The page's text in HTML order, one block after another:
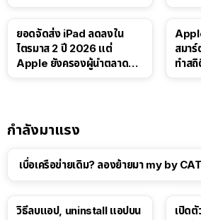
ยอดจัดส่ง iPad ลดลงใน
ไตรมาส 2 ปี 2026 แต่
Apple ยังครองผู้นำตลาด
สมา
ทำส
กำลังมาแรง
เบื่อเครือข่ายเดิม? ลองย้ายมา my by
วิธีลบแอป, uninstall แอปบน
เปิด